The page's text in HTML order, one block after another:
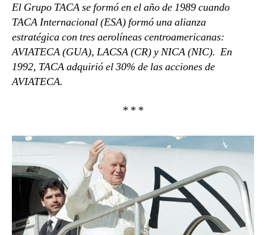
El Grupo TACA se formó en el año de 1989 cuando
TACA Internacional (ESA) formó una alianza
estratégica con tres aerolíneas centroamericanas:
AVIATECA (GUA), LACSA (CR) y NICA (NIC). En
1992, TACA adquirió el 30% de las acciones de
AVIATECA.
* * *